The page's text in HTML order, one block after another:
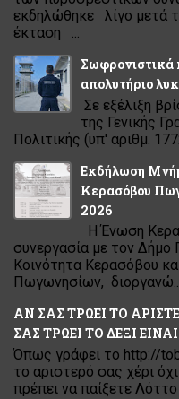
εκδηλώθηκε λίγο μετά
έκταση ...
Σωφρονιστικά
απολυτήριο
Σε εξέλιξη
της Γενικής
Πολιτικής (υπ' αριθμ.
Εκδήλωση
Κερασόβου
2026
Η Ένωση
συνεργασία με τον
Κοινότητα Κερασόβου
Πωγωνησίων,
ΑΝ ΣΑΣ ΤΡΩΕΙ ΤΟ
ΣΑΣ ΤΡΩΕΙ ΤΟ ΔΕΞΙ
Όπως γράφει το http://
το αριστερό σας χέρι
πρέπει να παίξετε Λόττο